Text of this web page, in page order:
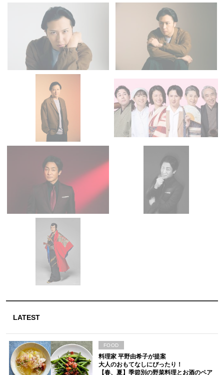
LATEST
料理家 平野由希子が提案
大人のおもてなしにぴったり！
【春、夏】季節別の野菜料理とお酒のペア
FOOD